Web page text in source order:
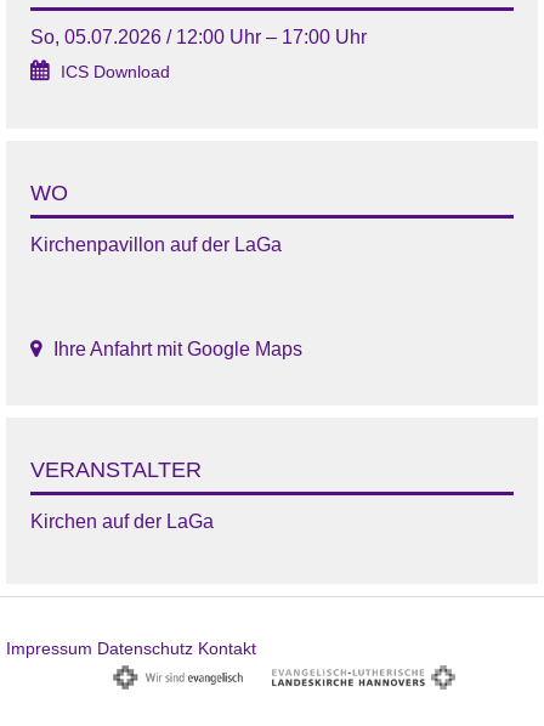
So, 05.07.2026 / 12:00 Uhr – 17:00 Uhr
ICS Download
WO
Kirchenpavillon auf der LaGa
Ihre Anfahrt mit Google Maps
VERANSTALTER
Kirchen auf der LaGa
Impressum Datenschutz Kontakt